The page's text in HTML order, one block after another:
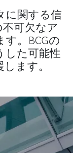
に関する信
可欠なア
。BCGの
した可能性
ます。